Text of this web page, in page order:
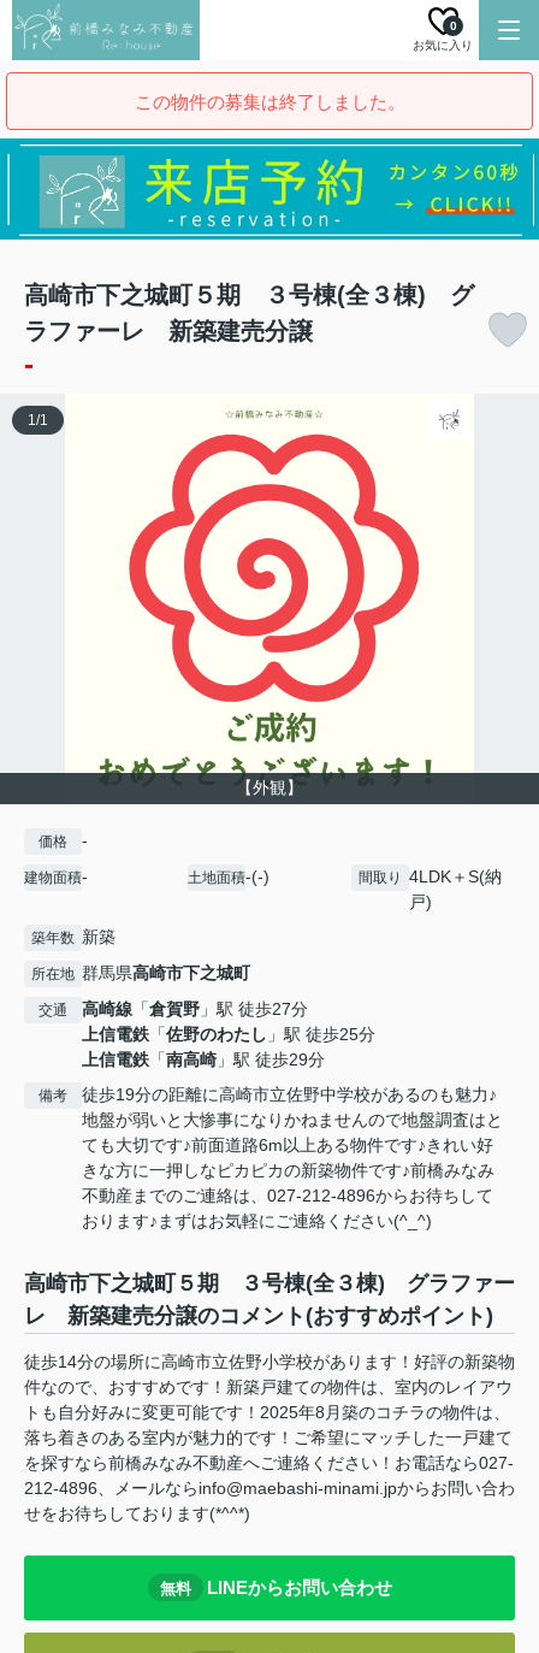
お気に入り
0
この物件の募集は終了しました。
高崎市下之城町５期 ３号棟(全３棟) グ
ラファーレ 新築建売分譲
-
【外観】
1/1
価格 -
建物面積- 土地面積-(-) 間取り
4LDK＋S(納
戸)
築年数 新築
所在地 群馬県高崎市下之城町
交通 高崎線 「倉賀野 」駅 徒歩27分
上信電鉄 「佐野のわたし 」駅 徒歩25分
上信電鉄 「南高崎 」駅 徒歩29分
備考
徒歩19分の距離に高崎市立佐野中学校があるのも魅力♪
地盤が弱いと大惨事になりかねませんので地盤調査はと
ても大切です♪前面道路6m以上ある物件です♪きれい好
きな方に一押しなピカピカの新築物件です♪前橋みなみ
不動産までのご連絡は、027-212-4896からお待ちして
おります♪まずはお気軽にご連絡ください(^_^)
高崎市下之城町５期 ３号棟(全３棟) グラファー
レ 新築建売分譲のコメント(おすすめポイント)
徒歩14分の場所に高崎市立佐野小学校があります！好評の新築物
件なので、おすすめです！新築戸建ての物件は、室内のレイアウ
トも自分好みに変更可能です！2025年8月築のコチラの物件は、
落ち着きのある室内が魅力的です！ご希望にマッチした一戸建て
を探すなら前橋みなみ不動産へご連絡ください！お電話なら027-
212-4896、メールならinfo@maebashi-minami.jpからお問い合わ
せをお待ちしております(*^^*)
無料 LINEからお問い合わせ